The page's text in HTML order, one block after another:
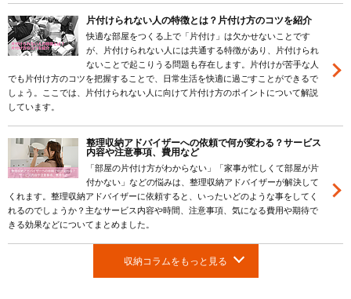
片付けられない人の特徴とは？片付け方のコツを紹介
快適な部屋をつくる上で「片付け」は欠かせないことです
が、片付けられない人には共通する特徴があり、片付けられ
ないことで起こりうる問題も存在します。片付けが苦手な人
でも片付け方のコツを把握することで、日常生活を快適に過ごすことができるで
しょう。ここでは、片付けられない人に向けて片付け方のポイントについて解説
しています。
整理収納アドバイザーへの依頼で何が変わる？サービス
内容や注意事項、費用など
「部屋の片付け方がわからない」「家事が忙しくて部屋が片
付かない」などの悩みは、整理収納アドバイザーが解決して
くれます。整理収納アドバイザーに依頼すると、いったいどのような事をしてく
れるのでしょうか？主なサービス内容や時間、注意事項、気になる費用や期待で
きる効果などについてまとめました。
収納コラムをもっと見る